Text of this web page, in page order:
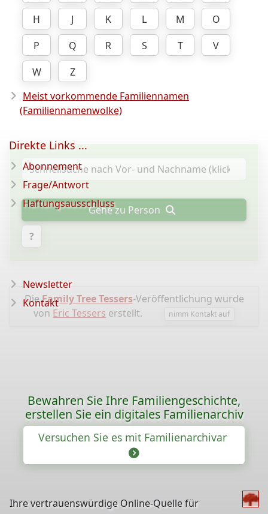
H
J K L M
O
P
Q R S T
V
W
Z
Meist vorkommende Familiennamen
(Familiennamenwolke)
Gehe zu Person
?
DieFamily Tree Tessers-Veröffentlichung wurde
von Eric Tessers erstellt. nimm Kontakt auf
Direkte Links ...
Abonnement
Frage/Antwort
Haftungsausschluss
Newsletter
Kontakt
Bewahren Sie Ihre Familiengeschichte,
erstellen Sie ein digitales Familienarchiv
Versuchen Sie es mit Familienarchivar
Ihre vertrauenswürdige Online-Quelle für